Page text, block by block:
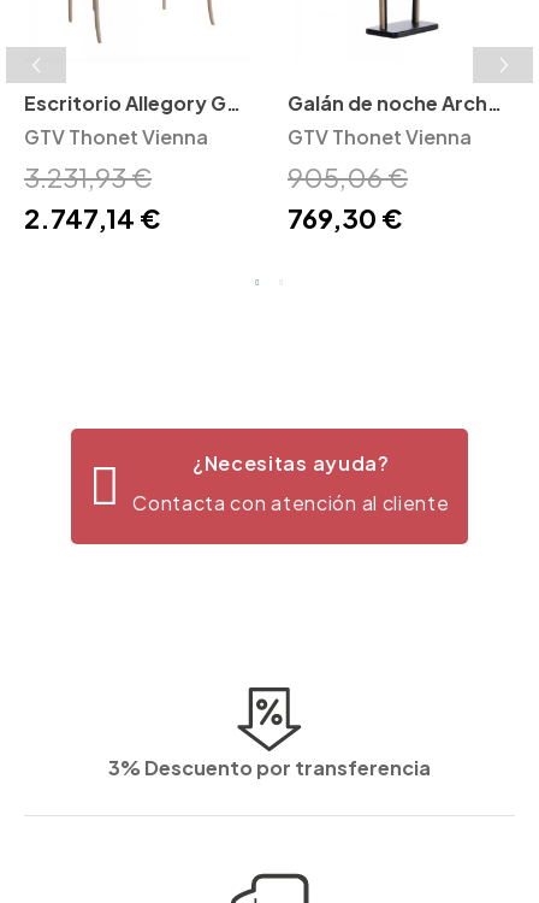
Escritorio Allegory GTV
Thonet Vienna
GTV Thonet Vienna
3.231,93 €
2.747,14 €
Galán de noche Arch
GTV Thonet Vienna
GTV Thonet Vienna
905,06 €
769,30 €
¿Necesitas ayuda?
Contacta con atención al cliente
3% Descuento por transferencia